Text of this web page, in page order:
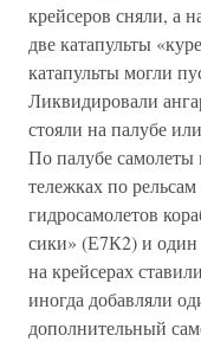
крейсеров сняли, а
две катапульты
катапульты могли
Ликвидировали
стояли на палубе
По палубе самолеты
тележках по
гидросамолетов
сики» (Е7К2) и один
на крейсерах
иногда добавляли
дополнительный